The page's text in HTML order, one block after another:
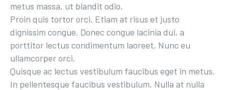
metus massa, ut blandit odio.
Proin quis tortor orci. Etiam at risus et justo
dignissim congue. Donec congue lacinia dui, a
porttitor lectus condimentum laoreet. Nunc eu
ullamcorper orci.
Quisque ac lectus vestibulum faucibus eget in metus.
In pellentesque faucibus vestibulum. Nulla at nulla